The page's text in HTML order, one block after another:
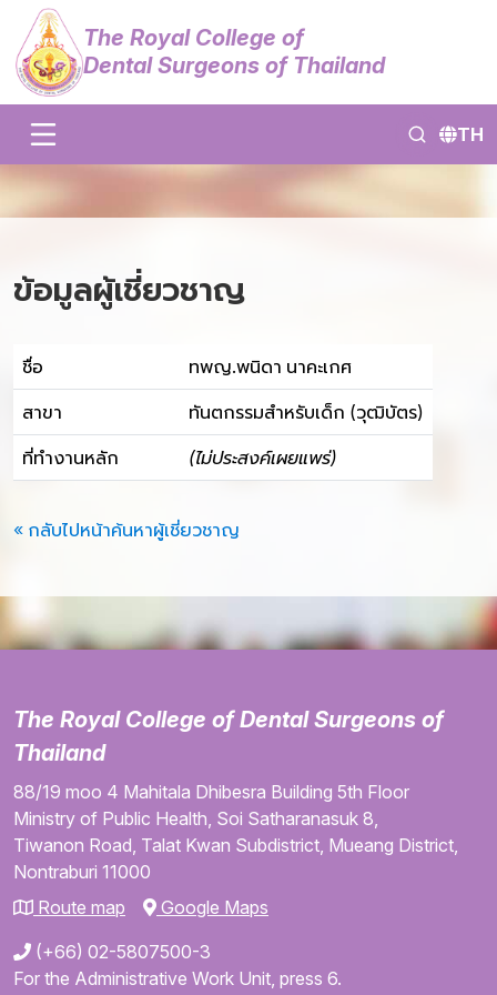
The Royal College of
Dental Surgeons of Thailand
TH
ข้อมูลผู้เชี่ยวชาญ
ชื่อ ทพญ.พนิดา นาคะเกศ
สาขา ทันตกรรมสำหรับเด็ก (วุฒิบัตร)
ที่ทำงานหลัก (ไม่ประสงค์เผยแพร่)
« กลับไปหน้าค้นหาผู้เชี่ยวชาญ
The Royal College of Dental Surgeons of
Thailand
88/19 moo 4 Mahitala Dhibesra Building 5th Floor
Ministry of Public Health, Soi Satharanasuk 8,
Tiwanon Road, Talat Kwan Subdistrict, Mueang District,
Nontraburi 11000
Route map
Google Maps
(+66) 02-5807500-3
For the Administrative Work Unit, press 6.